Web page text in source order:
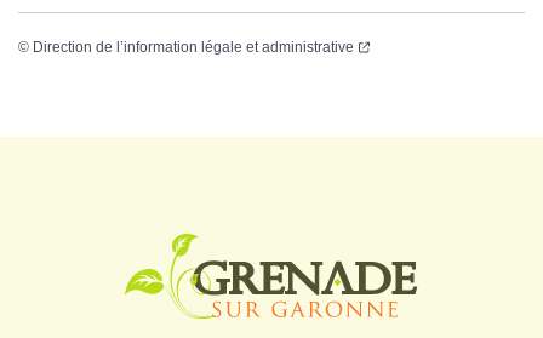
© Direction de l’information légale et administrative